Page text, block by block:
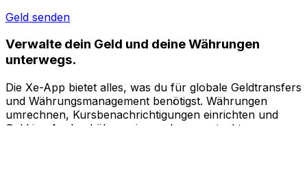
Geld senden
Verwalte dein Geld und deine Währungen
unterwegs.
Die Xe-App bietet alles, was du für globale Geldtransfers
und Währungsmanagement benötigst. Währungen
umrechnen, Kursbenachrichtigungen einrichten und
Geld ins Ausland überweisen, ohne versteckte